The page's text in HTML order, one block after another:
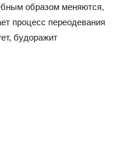
образом меняются,
процесс переодевания
будоражит